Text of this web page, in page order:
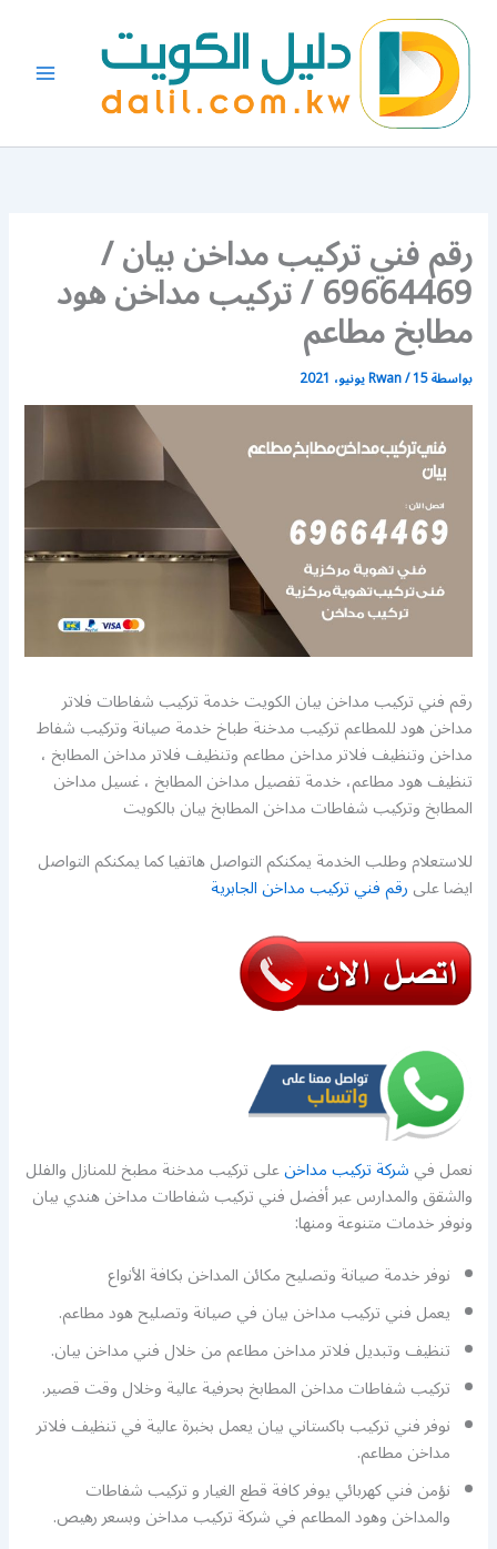
المحتوى
رقم فني تركيب مداخن بيان /
69664469 / تركيب مداخن هود
مطابخ مطاعم
بواسطة Rwan/15 يونيو، 2021
رقم فني تركيب مداخن بيان الكويت خدمة تركيب شفاطات فلاتر
مداخن هود للمطاعم تركيب مدخنة طباخ خدمة صيانة وتركيب شفاط
مداخن وتنظيف فلاتر مداخن مطاعم وتنظيف فلاتر مداخن المطابخ ،
تنظيف هود مطاعم، خدمة تفصيل مداخن المطابخ ، غسيل مداخن
المطابخ وتركيب شفاطات مداخن المطابخ بيان بالكويت
للاستعلام وطلب الخدمة يمكنكم التواصل هاتفيا كما يمكنكم التواصل
ايضا علىرقم فني تركيب مداخن الجابرية
نعمل فيشركة تركيب مداخنعلى تركيب مدخنة مطبخ للمنازل والفلل
والشقق والمدارس عبر أفضل فني تركيب شفاطات مداخن هندي بيان
ونوفر خدمات متنوعة ومنها:
نوفر خدمة صيانة وتصليح مكائن المداخن بكافة الأنواع
يعمل فني تركيب مداخن بيان في صيانة وتصليح هود مطاعم.
تنظيف وتبديل فلاتر مداخن مطاعم من خلال فني مداخن بيان.
تركيب شفاطات مداخن المطابخ بحرفية عالية وخلال وقت قصير.
نوفر فني تركيب باكستاني بيان يعمل بخبرة عالية في تنظيف فلاتر
مداخن مطاعم.
نؤمن فني كهربائي يوفر كافة قطع الغيار و تركيب شفاطات
والمداخن وهود المطاعم في شركة تركيب مداخن وبسعر رهيص.